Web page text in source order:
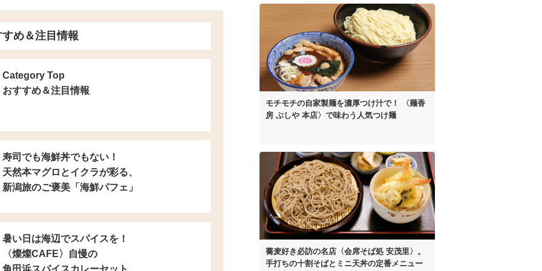
め＆注目情報
Category Top
おすすめ＆注目情報
寿司でも海鮮丼でもない！
天然本マグロとイクラが彩る、
新潟旅のご褒美「海鮮パフェ」
暑い日は海辺でスパイスを！
〈燦燦CAFE〉自慢の
モチモチの自家製麺を濃厚つけ汁で！
〈麺香
房 ぶしや 本店〉 で味わう人気つけ麺
蕎麦好き必訪の名店 〈会席そば処 安茂里〉。
手打ちの十割そばと ミニ天丼の定番メニュー